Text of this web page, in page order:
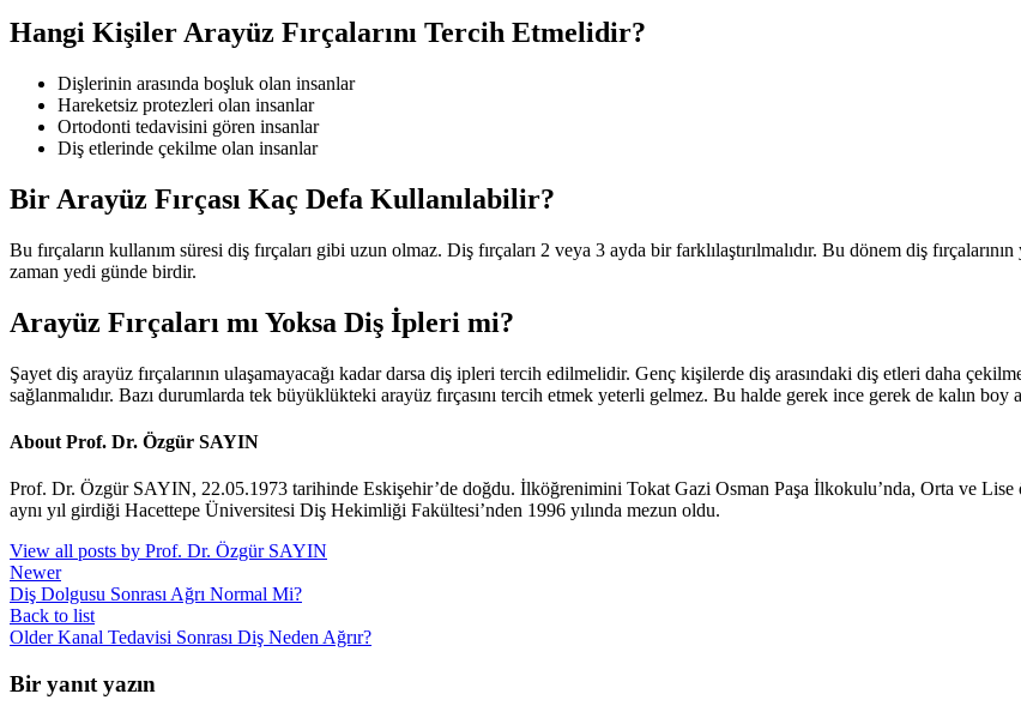
Hangi Kişiler Arayüz Fırçalarını Tercih Etmelidir?
Dişlerinin arasında boşluk olan insanlar
Hareketsiz protezleri olan insanlar
Ortodonti tedavisini gören insanlar
Diş etlerinde çekilme olan insanlar
Bir Arayüz Fırçası Kaç Defa Kullanılabilir?
Bu fırçaların kullanım süresi diş fırçaları gibi uzun olmaz. Diş fırçaları 2 veya 3 ayda bir farklılaştırılmalıdır. Bu dönem diş
zaman yedi günde birdir.
Arayüz Fırçaları mı Yoksa Diş İpleri mi?
Şayet diş arayüz fırçalarının ulaşamayacağı kadar darsa diş ipleri tercih edilmelidir. Genç kişilerde diş arasındaki diş etleri daha
sağlanmalıdır. Bazı durumlarda tek büyüklükteki arayüz fırçasını tercih etmek yeterli gelmez. Bu halde gerek ince gerek de kalın boy
About Prof. Dr. Özgür SAYIN
Prof. Dr. Özgür SAYIN, 22.05.1973 tarihinde Eskişehir’de doğdu. İlköğrenimini Tokat Gazi Osman Paşa İlkokulu’nda, Orta ve Lise
aynı yıl girdiği Hacettepe Üniversitesi Diş Hekimliği Fakültesi’nden 1996 yılında mezun oldu.
View all posts by Prof. Dr. Özgür SAYIN
Newer
Diş Dolgusu Sonrası Ağrı Normal Mi?
Back to list
Older Kanal Tedavisi Sonrası Diş Neden Ağrır?
Bir yanıt yazın